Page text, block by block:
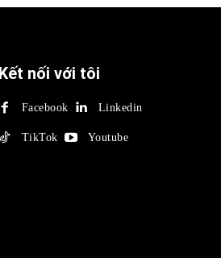
Kết nối với tôi
Facebook Linkedin
TikTok Youtube